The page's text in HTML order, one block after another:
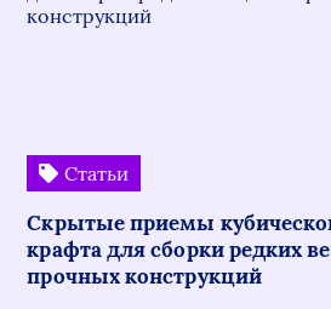
Статьи
Скрытые приемы
крафта для сборки редких
прочных конструкций